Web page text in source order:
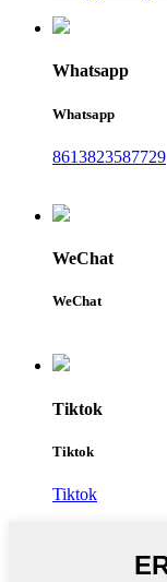
Whatsapp
Whatsapp
8613823587729
WeChat
WeChat
Tiktok
Tiktok
Tiktok